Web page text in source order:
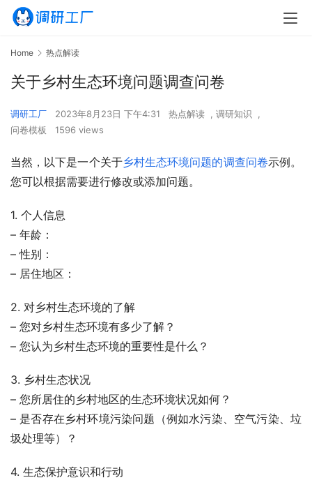
Home 热点解读
关于乡村生态环境问题调查问卷
调研工厂 2023年8月23日 下午4:31 热点解读 , 调研知识
,
问卷模板
1596 views
当然，以下是一个关于乡村生态环境问题的调查问卷示例。
您可以根据需要进行修改或添加问题。
1. 个人信息
– 年龄：
– 性别：
– 居住地区：
2. 对乡村生态环境的了解
– 您对乡村生态环境有多少了解？
– 您认为乡村生态环境的重要性是什么？
3. 乡村生态状况
– 您所居住的乡村地区的生态环境状况如何？
– 是否存在乡村环境污染问题（例如水污染、空气污染、垃
圾处理等）？
4. 生态保护意识和行动